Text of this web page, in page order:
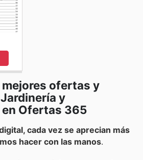
ofertas y
y
Ofertas 365
cada vez se aprecian más
hacer con las manos.